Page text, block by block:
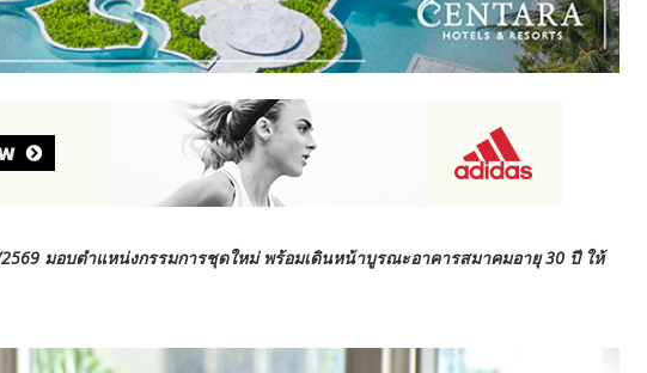
มอบตำแหน่งกรรมการชุดใหม่ พร้อมเดินหน้าบูรณะอาคารสมาคมอายุ 30 ปี ให้